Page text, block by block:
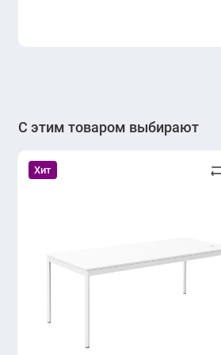
С этим товаром выбирают
Хит